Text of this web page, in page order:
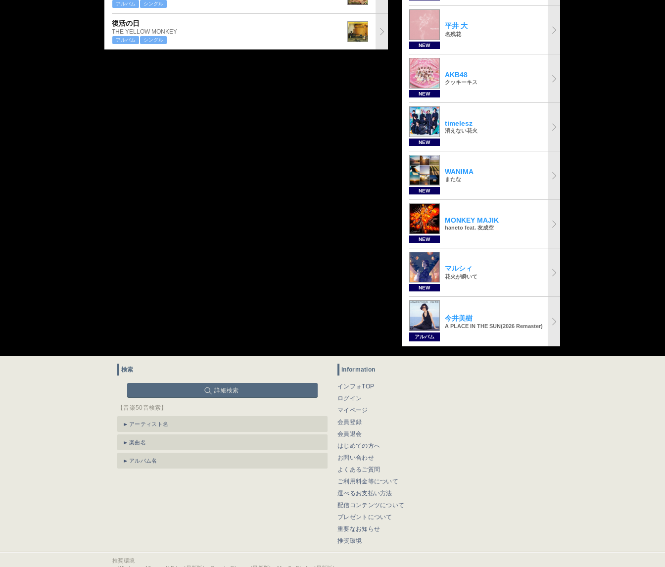
アルバム シングル
復活の日
THE YELLOW MONKEY
アルバム シングル
NEW
平井 大
名残花
NEW
AKB48
クッキーキス
NEW
timelesz
消えない花火
NEW
WANIMA
またな
NEW
MONKEY MAJIK
haneto feat. 友成空
NEW
マルシィ
花火が瞬いて
アルバム
今井美樹
A PLACE IN THE SUN(2026 Remaster)
検索
詳細検索
【音楽50音検索】
アーティスト名
楽曲名
アルバム名
information
インフォTOP
ログイン
マイページ
会員登録
会員退会
はじめての方へ
お問い合わせ
よくあるご質問
ご利用料金等について
選べるお支払い方法
配信コンテンツについて
プレゼントについて
重要なお知らせ
推奨環境
推奨環境